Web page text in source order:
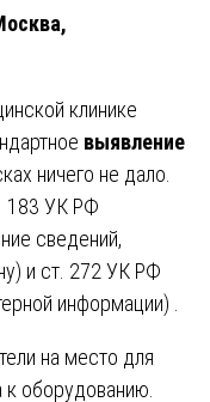
клинике
выявление
ничего не дало.
183 УК РФ
сведений,
и ст. 272 УК РФ
информации) .
на место для
оборудованию.